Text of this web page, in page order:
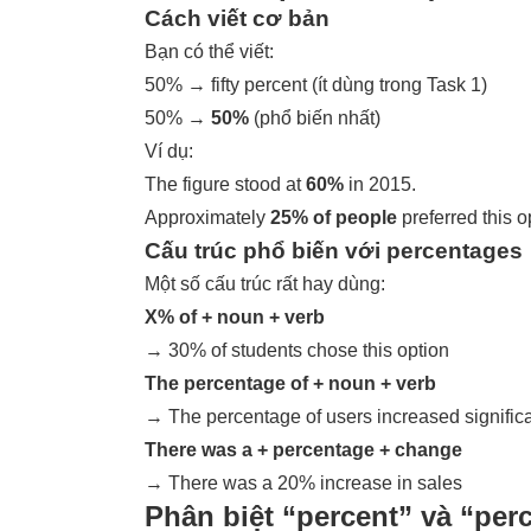
Cách viết cơ bản
Bạn có thể viết:
50% → fifty percent (ít dùng trong Task 1)
50% → 50% (phổ biến nhất)
Ví dụ:
The figure stood at60% in 2015.
Approximately 25% of people preferred this
Cấu trúc phổ biến với percentages
Một số cấu trúc rất hay dùng:
X% of + noun + verb
→ 30% of students chose this option
The percentage of + noun + verb
→ The percentage of users increased
There was a + percentage + change
→ There was a 20% increase in sales
Phân biệt “percent” và